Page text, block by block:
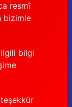
resmî
bizimle
bilgi
teşekkür